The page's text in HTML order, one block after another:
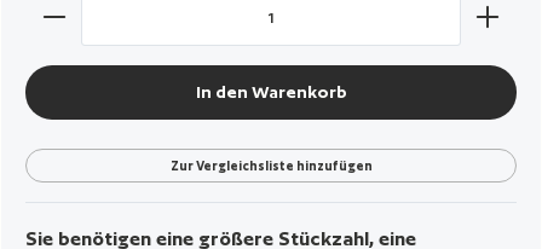
In den Warenkorb
Zur Vergleichsliste hinzufügen
Sie benötigen eine größere Stückzahl, eine